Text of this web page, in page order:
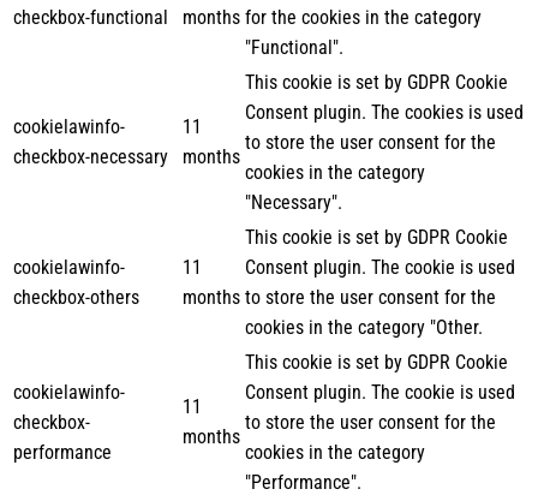
checkbox-functional
months for the cookies in the category
"Functional".
cookielawinfo-
checkbox-necessary
11
months
This cookie is set by GDPR Cookie
Consent plugin. The cookies is used
to store the user consent for the
cookies in the category
"Necessary".
cookielawinfo-
checkbox-others
11
months
This cookie is set by GDPR Cookie
Consent plugin. The cookie is used
to store the user consent for the
cookies in the category "Other.
cookielawinfo-
checkbox-
performance
11
months
This cookie is set by GDPR Cookie
Consent plugin. The cookie is used
to store the user consent for the
cookies in the category
"Performance".